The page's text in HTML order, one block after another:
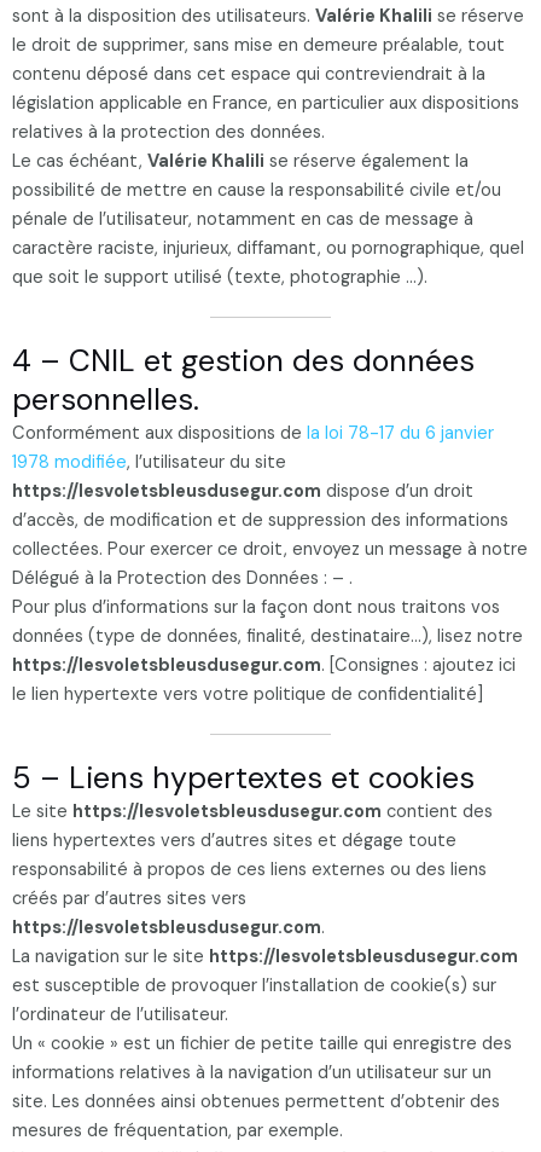
sont à la disposition des utilisateurs. Valérie Khalili se réserve
le droit de supprimer, sans mise en demeure préalable, tout
contenu déposé dans cet espace qui contreviendrait à la
législation applicable en France, en particulier aux dispositions
relatives à la protection des données.
Le cas échéant, Valérie Khalili se réserve également la
possibilité de mettre en cause la responsabilité civile et/ou
pénale de l’utilisateur, notamment en cas de message à
caractère raciste, injurieux, diffamant, ou pornographique, quel
que soit le support utilisé (texte, photographie …).
4 – CNIL et gestion des données
personnelles.
Conformément aux dispositions de la loi 78-17 du 6 janvier
1978 modifiée, l’utilisateur du site
https://lesvoletsbleusdusegur.com dispose d’un droit
d’accès, de modification et de suppression des informations
collectées. Pour exercer ce droit, envoyez un message à notre
Délégué à la Protection des Données : – .
Pour plus d’informations sur la façon dont nous traitons vos
données (type de données, finalité, destinataire…), lisez notre
https://lesvoletsbleusdusegur.com. [Consignes : ajoutez ici
le lien hypertexte vers votre politique de confidentialité]
5 – Liens hypertextes et cookies
Le site https://lesvoletsbleusdusegur.com contient des
liens hypertextes vers d’autres sites et dégage toute
responsabilité à propos de ces liens externes ou des liens
créés par d’autres sites vers
https://lesvoletsbleusdusegur.com.
La navigation sur le site https://lesvoletsbleusdusegur.com
est susceptible de provoquer l’installation de cookie(s) sur
l’ordinateur de l’utilisateur.
Un « cookie » est un fichier de petite taille qui enregistre des
informations relatives à la navigation d’un utilisateur sur un
site. Les données ainsi obtenues permettent d’obtenir des
mesures de fréquentation, par exemple.